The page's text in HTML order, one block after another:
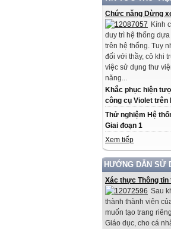
Chức năng Dừng
Kính
duy trì hệ thống
trên hệ thống. Tuy
đối với thầy, cô khi
việc sử dụng thư
năng...
Khắc phục hiện
công cụ Violet trên
Thử nghiệm Hệ
Giai đoạn 1
Xem tiếp
HƯỚNG DẪN SỬ
Xác thực Thông
Sau
thành thành viên
muốn tạo trang
Giáo dục, cho cá